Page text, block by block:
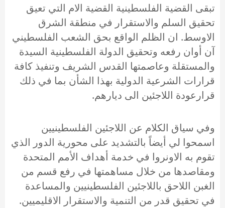
تبقى القضية الفلسطينية القضية الام التي تعيق
تحقيق السلم والاستقرار في منطقة الشرق
الاوسط. ان الظلم الواقع بحق الشعب الفلسطيني
آن أوان رفعه وتحقيق الدولة الفلسطينية السيدة
والمستقلة وعاصمتها القدس الشريف وتنفيذ كافة
قرارات الشرعية الدولية بهذا الشأن بما في ذلك
قرارعودة اللاجئين الى ديارهم.
وفي سياق الكلام عن اللاجئين الفلسطينيين
اسمحوا لي أيضاً بالتشديد على محورية الدور الذي
تقوم به الاونروا في خدمة أهداف الأمم المتحدة
ومقاصدها من خلال مساهمتها في رفع قسم من
الغبن اللاحق باللاجئين الفلسطينيين والمساعدة
في تحقيق قدر من التنمية والاستقرار الاقليميين.